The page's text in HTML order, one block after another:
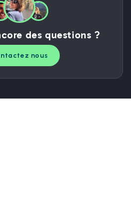
des questions ?
nous